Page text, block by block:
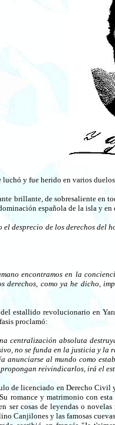
luchó y fue herido en varios
brillante, de sobresaliente en
española de la isla y
desprecio de los derechos del
encontramos en la
derechos, como ya he dicho,
estallido revolucionario en
proclamó:
centralización absoluta
no se funda en la justicia y la
anunciarse al mundo como
propongan reivindicarlos, irá el
de licenciado en Derecho
romance y matrimonio con
ser cosas de leyendas o
Canjilones y las famosas